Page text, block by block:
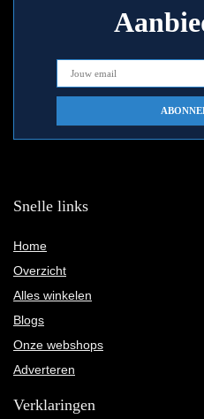
Snelle links
Home
Overzicht
Alles winkelen
Blogs
Onze webshops
Adverteren
Verklaringen